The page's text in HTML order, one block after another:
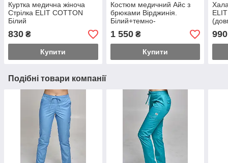
Куртка медична жіноча
Стрілка ELIT COTTON
Білий
830 ₴
Купити
Костюм медичний Айс з
брюками Вірджинія.
Білий+темно-
синій+блакитний/темно-
синій, еліт
1 550₴
Купити
990
Подібні товари компанії